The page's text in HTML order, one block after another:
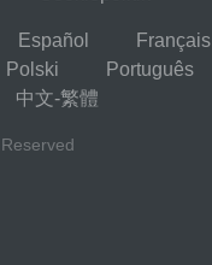
Español Français
Polski Português
中文-繁體